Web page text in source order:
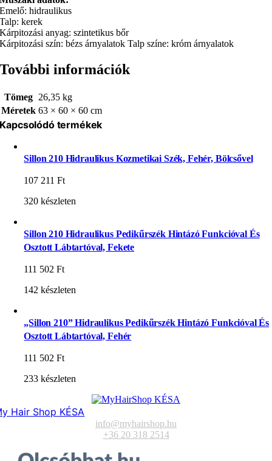
Emelő: hidraulikus
Talp: kerek
Kárpitozási anyag: szintetikus bőr
Kárpitozási szín: bézs árnyalatok Talp színe: króm árnyalatok
További információk
Tömeg 26,35 kg
Méretek 63 × 60 × 60 cm
Kapcsolódó termékek
Sillon 210 Hidraulikus Kozmetikai Szék, Fehér, Bölcsővel
107 211Ft
320 készleten
Sillon 210 Hidraulikus Pedikűrszék Hintázó Funkcióval És
Osztott Lábtartóval, Fekete
111 502Ft
142 készleten
„Sillon 210” Hidraulikus Pedikűrszék Hintázó Funkcióval És
Osztott Lábtartóval, Fehér
111 502Ft
233 készleten
Hair Shop KÉSA
info@myhairshop.hu
+36 20 318 2514